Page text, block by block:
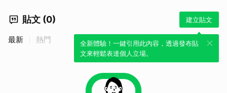
貼文 (0) 建立貼文
全新體驗！一鍵引用此內容，透過發布貼
文來輕鬆表達個人立場。
最新 熱門